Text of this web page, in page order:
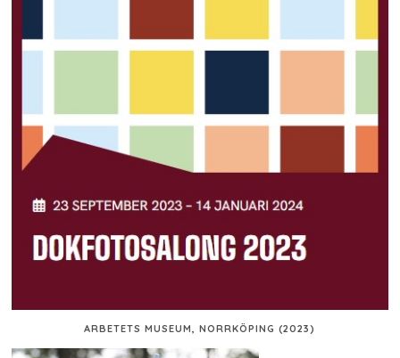
ARBETETS MUSEUM, NORRKÖPING (2023)